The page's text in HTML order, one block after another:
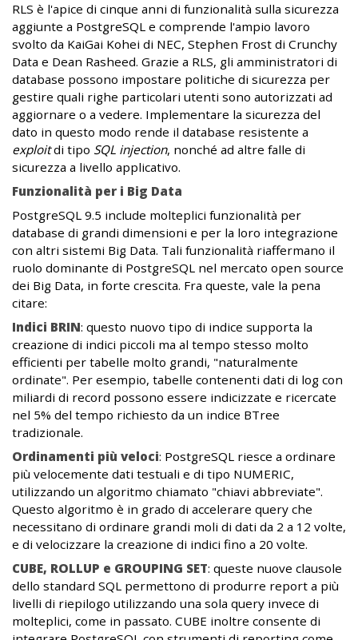
RLS è l'apice di cinque anni di funzionalità sulla sicurezza
aggiunte a PostgreSQL e comprende l'ampio lavoro
svolto da KaiGai Kohei di NEC, Stephen Frost di Crunchy
Data e Dean Rasheed. Grazie a RLS, gli amministratori di
database possono impostare politiche di sicurezza per
gestire quali righe particolari utenti sono autorizzati ad
aggiornare o a vedere. Implementare la sicurezza del
dato in questo modo rende il database resistente a
exploitdi tipo SQL injection, nonché ad altre falle di
sicurezza a livello applicativo.
Funzionalità per i Big Data
PostgreSQL 9.5 include molteplici funzionalità per
database di grandi dimensioni e per la loro integrazione
con altri sistemi Big Data. Tali funzionalità riaffermano il
ruolo dominante di PostgreSQL nel mercato open source
dei Big Data, in forte crescita. Fra queste, vale la pena
citare:
Indici BRIN: questo nuovo tipo di indice supporta la
creazione di indici piccoli ma al tempo stesso molto
efficienti per tabelle molto grandi, "naturalmente
ordinate". Per esempio, tabelle contenenti dati di log con
miliardi di record possono essere indicizzate e ricercate
nel 5% del tempo richiesto da un indice BTree
tradizionale.
Ordinamenti più veloci: PostgreSQL riesce a ordinare
più velocemente dati testuali e di tipo NUMERIC,
utilizzando un algoritmo chiamato "chiavi abbreviate".
Questo algoritmo è in grado di accelerare query che
necessitano di ordinare grandi moli di dati da 2 a 12 volte,
e di velocizzare la creazione di indici fino a 20 volte.
CUBE, ROLLUP e GROUPING SET: queste nuove clausole
dello standard SQL permettono di produrre report a più
livelli di riepilogo utilizzando una sola query invece di
molteplici, come in passato. CUBE inoltre consente di